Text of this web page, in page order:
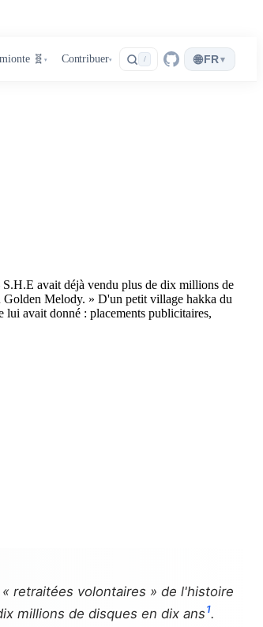
🧬 ▾ Contribuer▾ / 🌐FR ▾
avait déjà vendu plus de dix millions de
Golden Melody. » D'un petit village hakka du
avait donné : placements publicitaires,
retraitées volontaires » de l'histoire
millions de disques en dix ans1.